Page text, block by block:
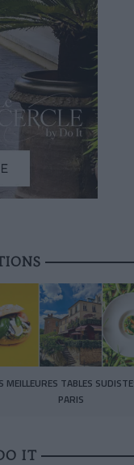
MEILLEURES TABLES
PARIS
IT